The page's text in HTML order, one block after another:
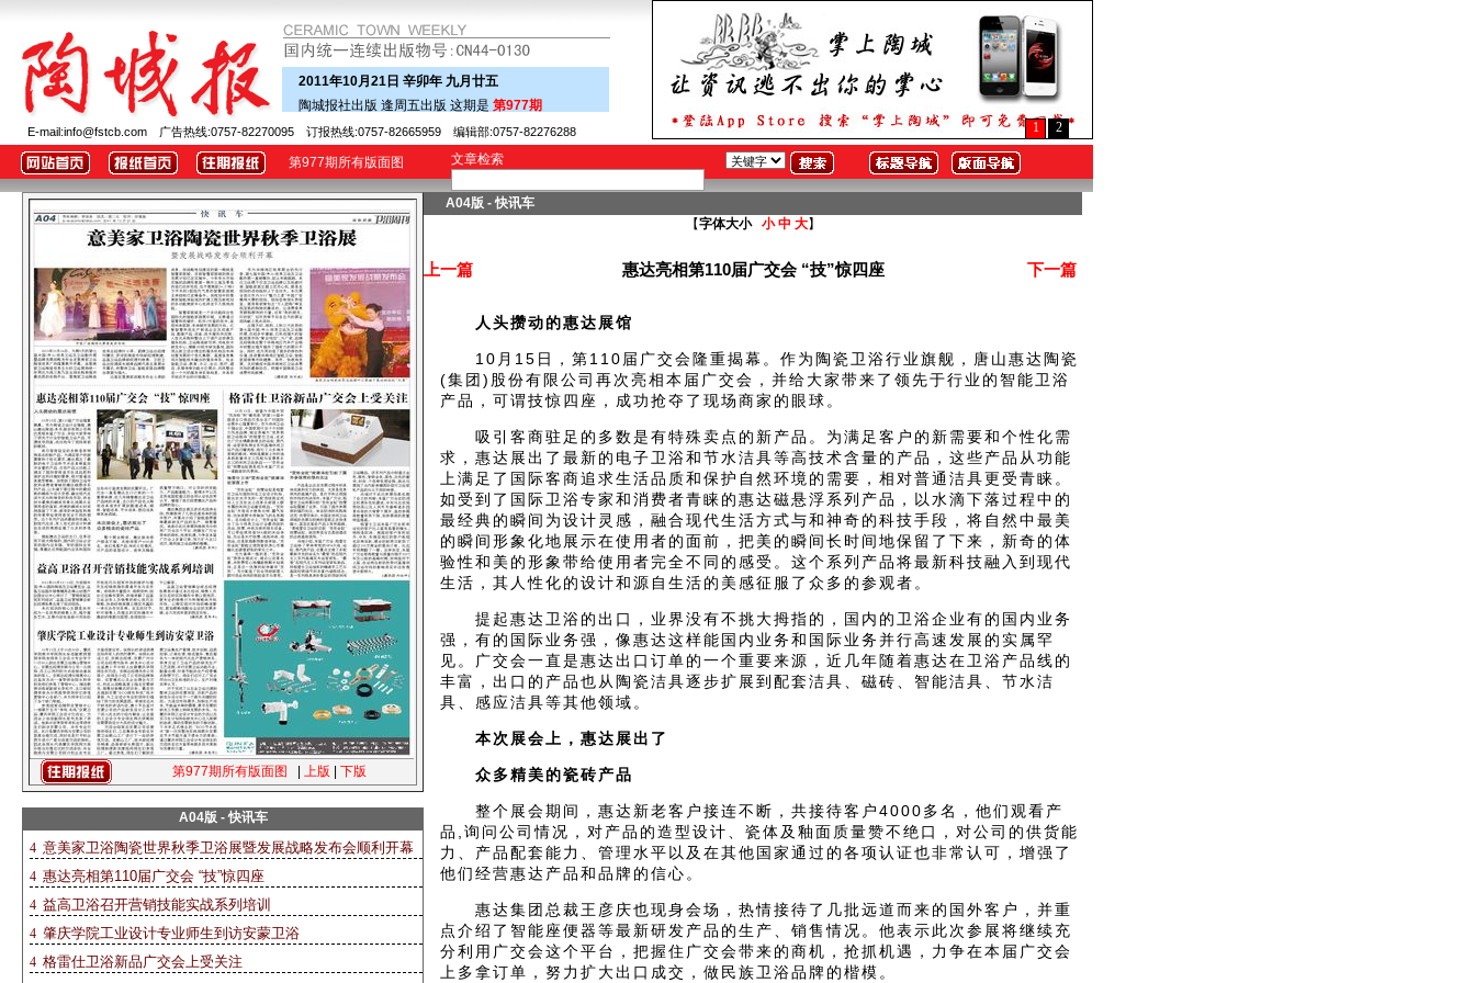
2011年10月21日 辛卯年 九月廿五
陶城报社出版 逢周五出版 这期是 第977期
E-mail:info@fstcb.com 广告热线:0757-82270095 订报热线:0757-82665959 编辑部:0757-82276288 1 2
第977期所有版面图 文章检索
第977期所有版面图 上版 下版
A04版 - 快讯车
4 意美家卫浴陶瓷世界秋季卫浴展暨发展战略发布会顺利开幕
4 惠达亮相第110届广交会 “技”惊四座
4 益高卫浴召开营销技能实战系列培训
4 肇庆学院工业设计专业师生到访安蒙卫浴
4 格雷仕卫浴新品广交会上受关注
A04版 - 快讯车
【字体大小 小 中 大】
上一篇 惠达亮相第110届广交会 “技”惊四座 下一篇
人头攒动的惠达展馆
10月15日，第110届广交会隆重揭幕。作为陶瓷卫浴行业旗舰，唐山惠达陶瓷
(集团)股份有限公司再次亮相本届广交会，并给大家带来了领先于行业的智能卫浴
产品，可谓技惊四座，成功抢夺了现场商家的眼球。
吸引客商驻足的多数是有特殊卖点的新产品。为满足客户的新需要和个性化需
求，惠达展出了最新的电子卫浴和节水洁具等高技术含量的产品，这些产品从功能
上满足了国际客商追求生活品质和保护自然环境的需要，相对普通洁具更受青睐。
如受到了国际卫浴专家和消费者青睐的惠达磁悬浮系列产品，以水滴下落过程中的
最经典的瞬间为设计灵感，融合现代生活方式与和神奇的科技手段，将自然中最美
的瞬间形象化地展示在使用者的面前，把美的瞬间长时间地保留了下来，新奇的体
验性和美的形象带给使用者完全不同的感受。这个系列产品将最新科技融入到现代
生活，其人性化的设计和源自生活的美感征服了众多的参观者。
提起惠达卫浴的出口，业界没有不挑大拇指的，国内的卫浴企业有的国内业务
强，有的国际业务强，像惠达这样能国内业务和国际业务并行高速发展的实属罕
见。广交会一直是惠达出口订单的一个重要来源，近几年随着惠达在卫浴产品线的
丰富，出口的产品也从陶瓷洁具逐步扩展到配套洁具、磁砖、智能洁具、节水洁
具、感应洁具等其他领域。
本次展会上，惠达展出了
众多精美的瓷砖产品
整个展会期间，惠达新老客户接连不断，共接待客户4000多名，他们观看产
品,询问公司情况，对产品的造型设计、瓷体及釉面质量赞不绝口，对公司的供货能
力、产品配套能力、管理水平以及在其他国家通过的各项认证也非常认可，增强了
他们经营惠达产品和品牌的信心。
惠达集团总裁王彦庆也现身会场，热情接待了几批远道而来的国外客户，并重
点介绍了智能座便器等最新研发产品的生产、销售情况。他表示此次参展将继续充
分利用广交会这个平台，把握住广交会带来的商机，抢抓机遇，力争在本届广交会
上多拿订单，努力扩大出口成交，做民族卫浴品牌的楷模。